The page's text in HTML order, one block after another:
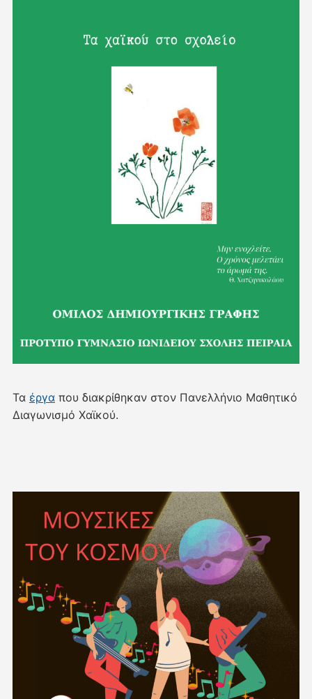
Τα έργαπου διακρίθηκαν στον Πανελλήνιο Μαθητικό
Διαγωνισμό Χαϊκού.